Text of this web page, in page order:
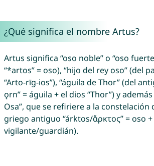
¿Qué significa el nombre Artus?
Artus significa “oso noble” o “oso
“*artos” = oso), “hijo del rey oso” (del
“Arto-rīg-ios”), “águila de Thor” (del
ǫrn” = águila + el dios “Thor”) y
Osa”, que se refiriere a la constelación
griego antiguo “árktos/ἄρκτος” = oso​
vigilante/guardián).